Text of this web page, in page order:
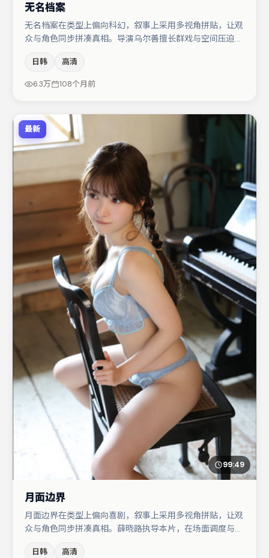
无名档案
无名档案在类型上偏向科幻，叙事上采用多视角拼贴，让观
众与角色同步拼凑真相。导演乌尔善擅长群戏与空间压迫
对手戏构成全片情感锚点，孔刘则以细节塑造推动谜题层层
揭开。整体完成度较高，适合周末一口气追完。
日韩 高清
6.3万 108个月前
最新
99:49
月面边界
月面边界在类型上偏向喜剧，叙事上采用多视角拼贴，让观
众与角色同步拼凑真相。薛晓路执导本片，在场面调度与表
括沈腾、汤唯、王景春等，角色动机前后呼应，适合喜欢抠
日韩 高清